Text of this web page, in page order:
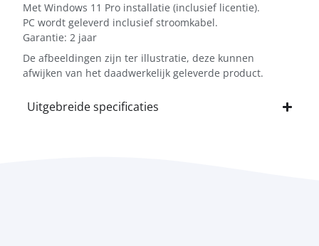
Met Windows 11 Pro installatie (inclusief licentie).
PC wordt geleverd inclusief stroomkabel.
Garantie: 2 jaar
De afbeeldingen zijn ter illustratie, deze kunnen
afwijken van het daadwerkelijk geleverde product.
Uitgebreide specificaties